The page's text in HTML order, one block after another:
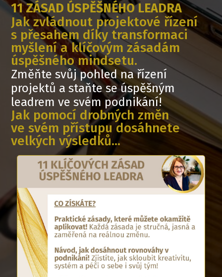
11 ZÁSAD ÚSPĚŠNÉHO LEADRA
Jak zvládnout projektové řízení
s přesahem díky transformaci
myšlení a klíčovým zásadám
úspěšného mindsetu.
Změňte svůj pohled na řízení
projektů a staňte se úspěšným
leadrem ve svém podnikání!
Jak pomocí drobných změn
ve svém přístupu dosáhnete
velkých výsledků...